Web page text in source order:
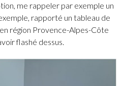
me rappeler par exemple un
rapporté un tableau de
région Provence-Alpes-Côte
flashé dessus.